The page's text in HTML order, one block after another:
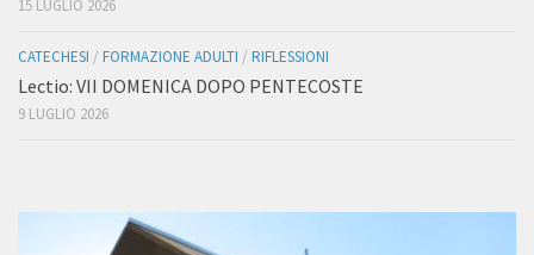
15 LUGLIO 2026
CATECHESI / FORMAZIONE ADULTI / RIFLESSIONI
Lectio: VII DOMENICA DOPO PENTECOSTE
9 LUGLIO 2026